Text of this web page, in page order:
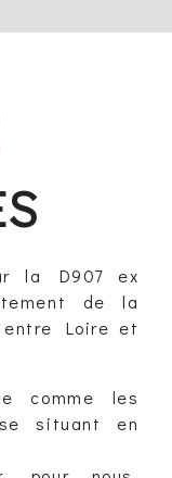
la D907 ex
de la
entre Loire et
comme les
situant en